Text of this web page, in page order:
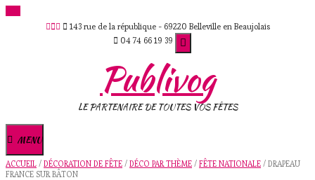
143 rue de la république - 69220 Belleville en Beaujolais
04 74 66 19 39
Publivog
LE PARTENAIRE DE TOUTES VOS FÊTES
MENU
ACCUEIL / DÉCORATION DE FÊTE / DÉCO PAR THÈME / FÊTE NATIONALE / DRAPEAU
FRANCE SUR BÂTON